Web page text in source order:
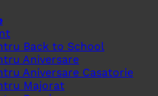
Back to School
Aniversare
Aniversare Casatorie
Majorat